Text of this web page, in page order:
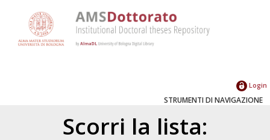
Login
STRUMENTI DI NAVIGAZIONE
Scorri la lista: